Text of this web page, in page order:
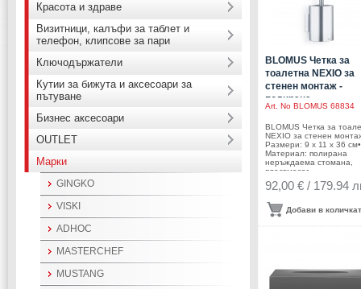
BLOMUS Четка за
тоалетна NEXIO за
стенен монтаж -
полирана
Art. No BLOMUS 68834
BLOMUS Четка за
NEXIO за стенен
Размери: 9 х 11 х 36 см•
Материал: полирана
неръждаема стомана,
пластмаса•
Производител:
ГерманияDESIGN:
92,00 € / 179.94
Добави в
Красота и здраве
Визитници, калъфи за таблет и
телефон, клипсове за пари
Ключодържатели
Кутии за бижута и аксесоари за
пътуване
Бизнес аксесоари
OUTLET
Марки
GINGKO
VISKI
ADHOC
MASTERCHEF
MUSTANG